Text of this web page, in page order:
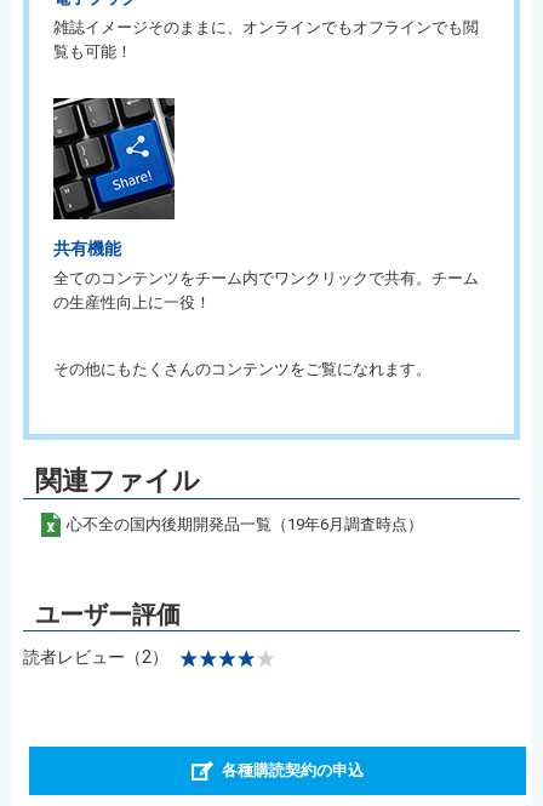
雑誌イメージそのままに、オンラインでもオフラインでも閲
覧も可能！
共有機能
全てのコンテンツをチーム内でワンクリックで共有。チーム
の生産性向上に一役！
その他にもたくさんのコンテンツをご覧になれます。
関連ファイル
心不全の国内後期開発品一覧（19年6月調査時点）
読者レビュー（2）
各種購読契約の申込